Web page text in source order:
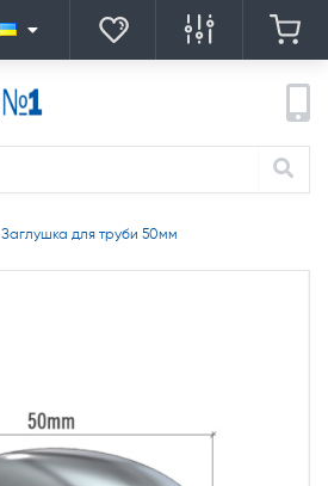
Заглушка для труби 50мм